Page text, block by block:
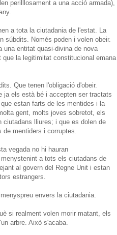
perilllosament a una acció armada),
a tota la ciutadania de l'estat. La
súbdits. Només poden i volen obeir.
entitat quasi-divina de nova
la legitimitat constitucional emana
Que tenen l'obligació d'obeir.
ja els està bé i accepten ser tractats
estan farts de les mentides i la
gent, molts joves sobretot, els
lliures; i que es dolen de
de mentiders i corruptes.
vegada no hi hauran
a tots els ciutadans de
al govern del Regne Unit i estan
estrangers.
envers la ciutadania.
si realment volen morir matant, els
arbre. Això s'acaba.